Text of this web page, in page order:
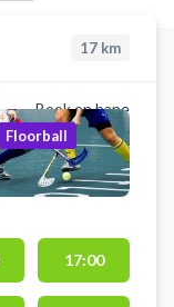
17 km
Book en bane
Floorball
17:00